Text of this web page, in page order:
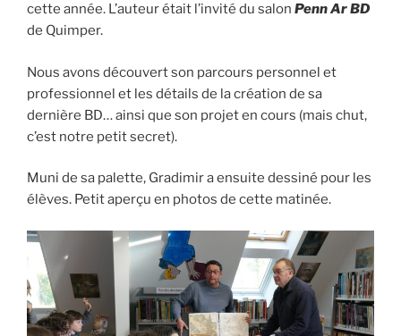
cette année. L’auteur était l’invité du salon Penn Ar BD
de Quimper.
Nous avons découvert son parcours personnel et
professionnel et les détails de la création de sa
dernière BD… ainsi que son projet en cours (mais chut,
c’est notre petit secret).
Muni de sa palette, Gradimir a ensuite dessiné pour les
élèves. Petit aperçu en photos de cette matinée.